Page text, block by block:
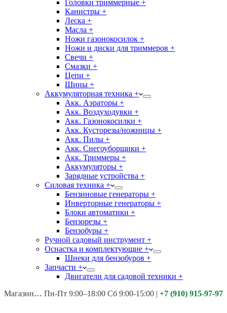
Головки триммерные +
Канистры +
Леска +
Масла +
Ножи газонокосилок +
Ножи и диски для триммеров +
Свечи +
Смазки +
Цепи +
Шины +
Аккумуляторная техника +
Акк. Аэраторы +
Акк. Воздуходувки +
Акк. Газонокосилки +
Акк. Кусторезы/ножницы +
Акк. Пилы +
Акк. Снегоуборщики +
Акк. Триммеры +
Аккумуляторы +
Зарядные устройства +
Силовая техника +
Бензиновые генераторы +
Инверторные генераторы +
Блоки автоматики +
Бензорезы +
Бензобуры +
Ручной садовый инструмент +
Оснастка и комплектующие +
Шнеки для бензобуров +
Запчасти +
Двигатели для садовой техники +
Магазины: Калуга ул. Московская д.113
Пн-Пт 9:00–18:00 Сб 9:00-15:00 | +7 (910) 915-97-97